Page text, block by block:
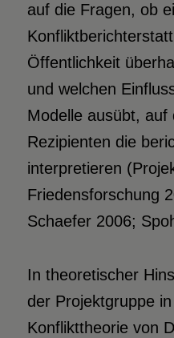
auf die Fragen, ob
Öffentlichkeit
und welchen
Modelle ausübt, auf
Rezipienten die
interpretieren
Friedensforschung
Schaefer 2006;
In theoretischer
der Projektgruppe
Konflikttheorie von